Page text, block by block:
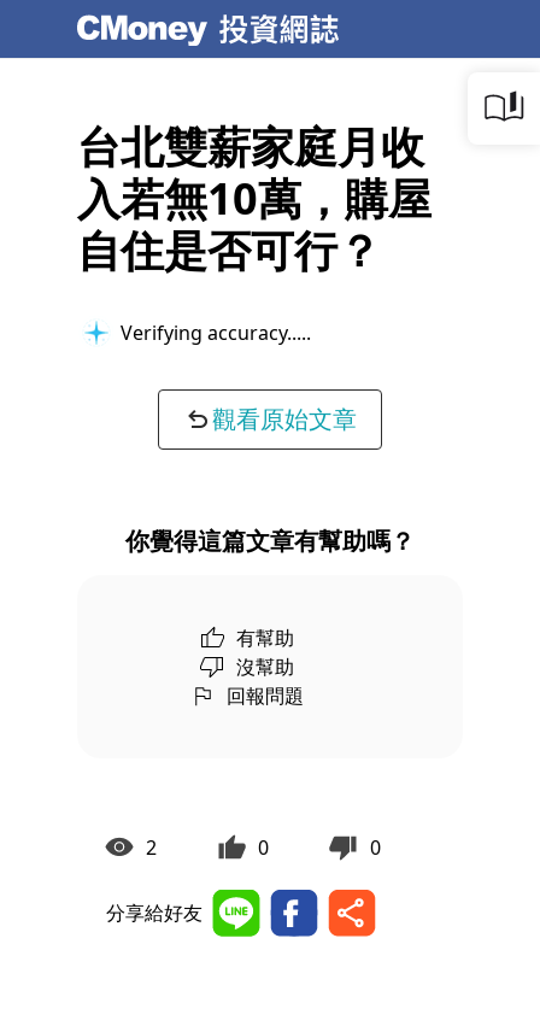
台北雙薪家庭月收
入若無10萬，購屋
自住是否可行？
Verifying accuracy...
觀看原始文章
你覺得這篇文章有幫助嗎？
有幫助
沒幫助
回報問題
2 0 0
分享給好友